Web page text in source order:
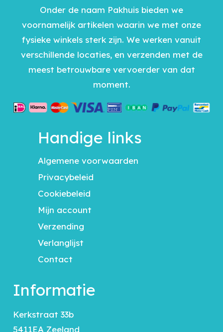
Onder de naam Pakhuis bieden we
voornamelijk artikelen waarin we met onze
fysieke winkels sterk zijn. We werken vanuit
verschillende locaties, en verzenden met de
meest betrouwbare vervoerder van dat
moment.
Handige links
Algemene voorwaarden
Privacybeleid
Cookiebeleid
Mijn account
Verzending
Verlanglijst
Contact
Informatie
Kerkstraat 33b
5411EA Zeeland